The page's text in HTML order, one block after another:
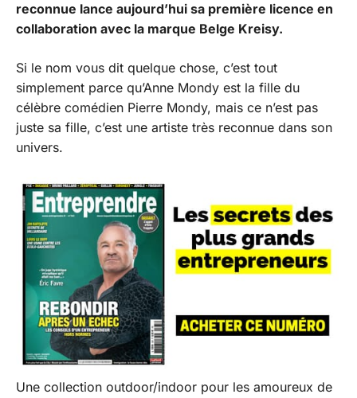
reconnue lance aujourd’hui sa première licence en
collaboration avec la marque Belge Kreisy.
Si le nom vous dit quelque chose, c’est tout
simplement parce qu’Anne Mondy est la fille du
célèbre comédien Pierre Mondy, mais ce n’est pas
juste sa fille, c’est une artiste très reconnue dans son
univers.
Une collection outdoor/indoor pour les amoureux de